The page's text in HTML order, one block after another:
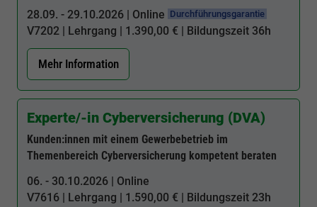
28.09. - 29.10.2026 | Online Durchführungsgarantie
V7202 | Lehrgang | 1.390,00 € | Bildungszeit 36h
Mehr Information
Experte/-in Cyberversicherung (DVA)
Kunden:innen mit einem Gewerbebetrieb im
Themenbereich Cyberversicherung kompetent beraten
06. - 30.10.2026 | Online
V7616 | Lehrgang | 1.590,00 € | Bildungszeit 23h
Zweck
Dieses Cookie wird verwendet, um Ihre
Cookie-Einstellungen für diese Website zu
speichern.
Name SgCookieOptin.lastPreferences
Anbieter BWV Hamburg
Laufzeit 1 Jahr
Dieser Wert speichert Ihre Consent-
Anbieter Google Analytics
Laufzeit 2 Jahre
Registriert eine eindeutige ID, die verwendet
Besucher die Website nutzt, zu generieren.
Anbieter Google Analytics